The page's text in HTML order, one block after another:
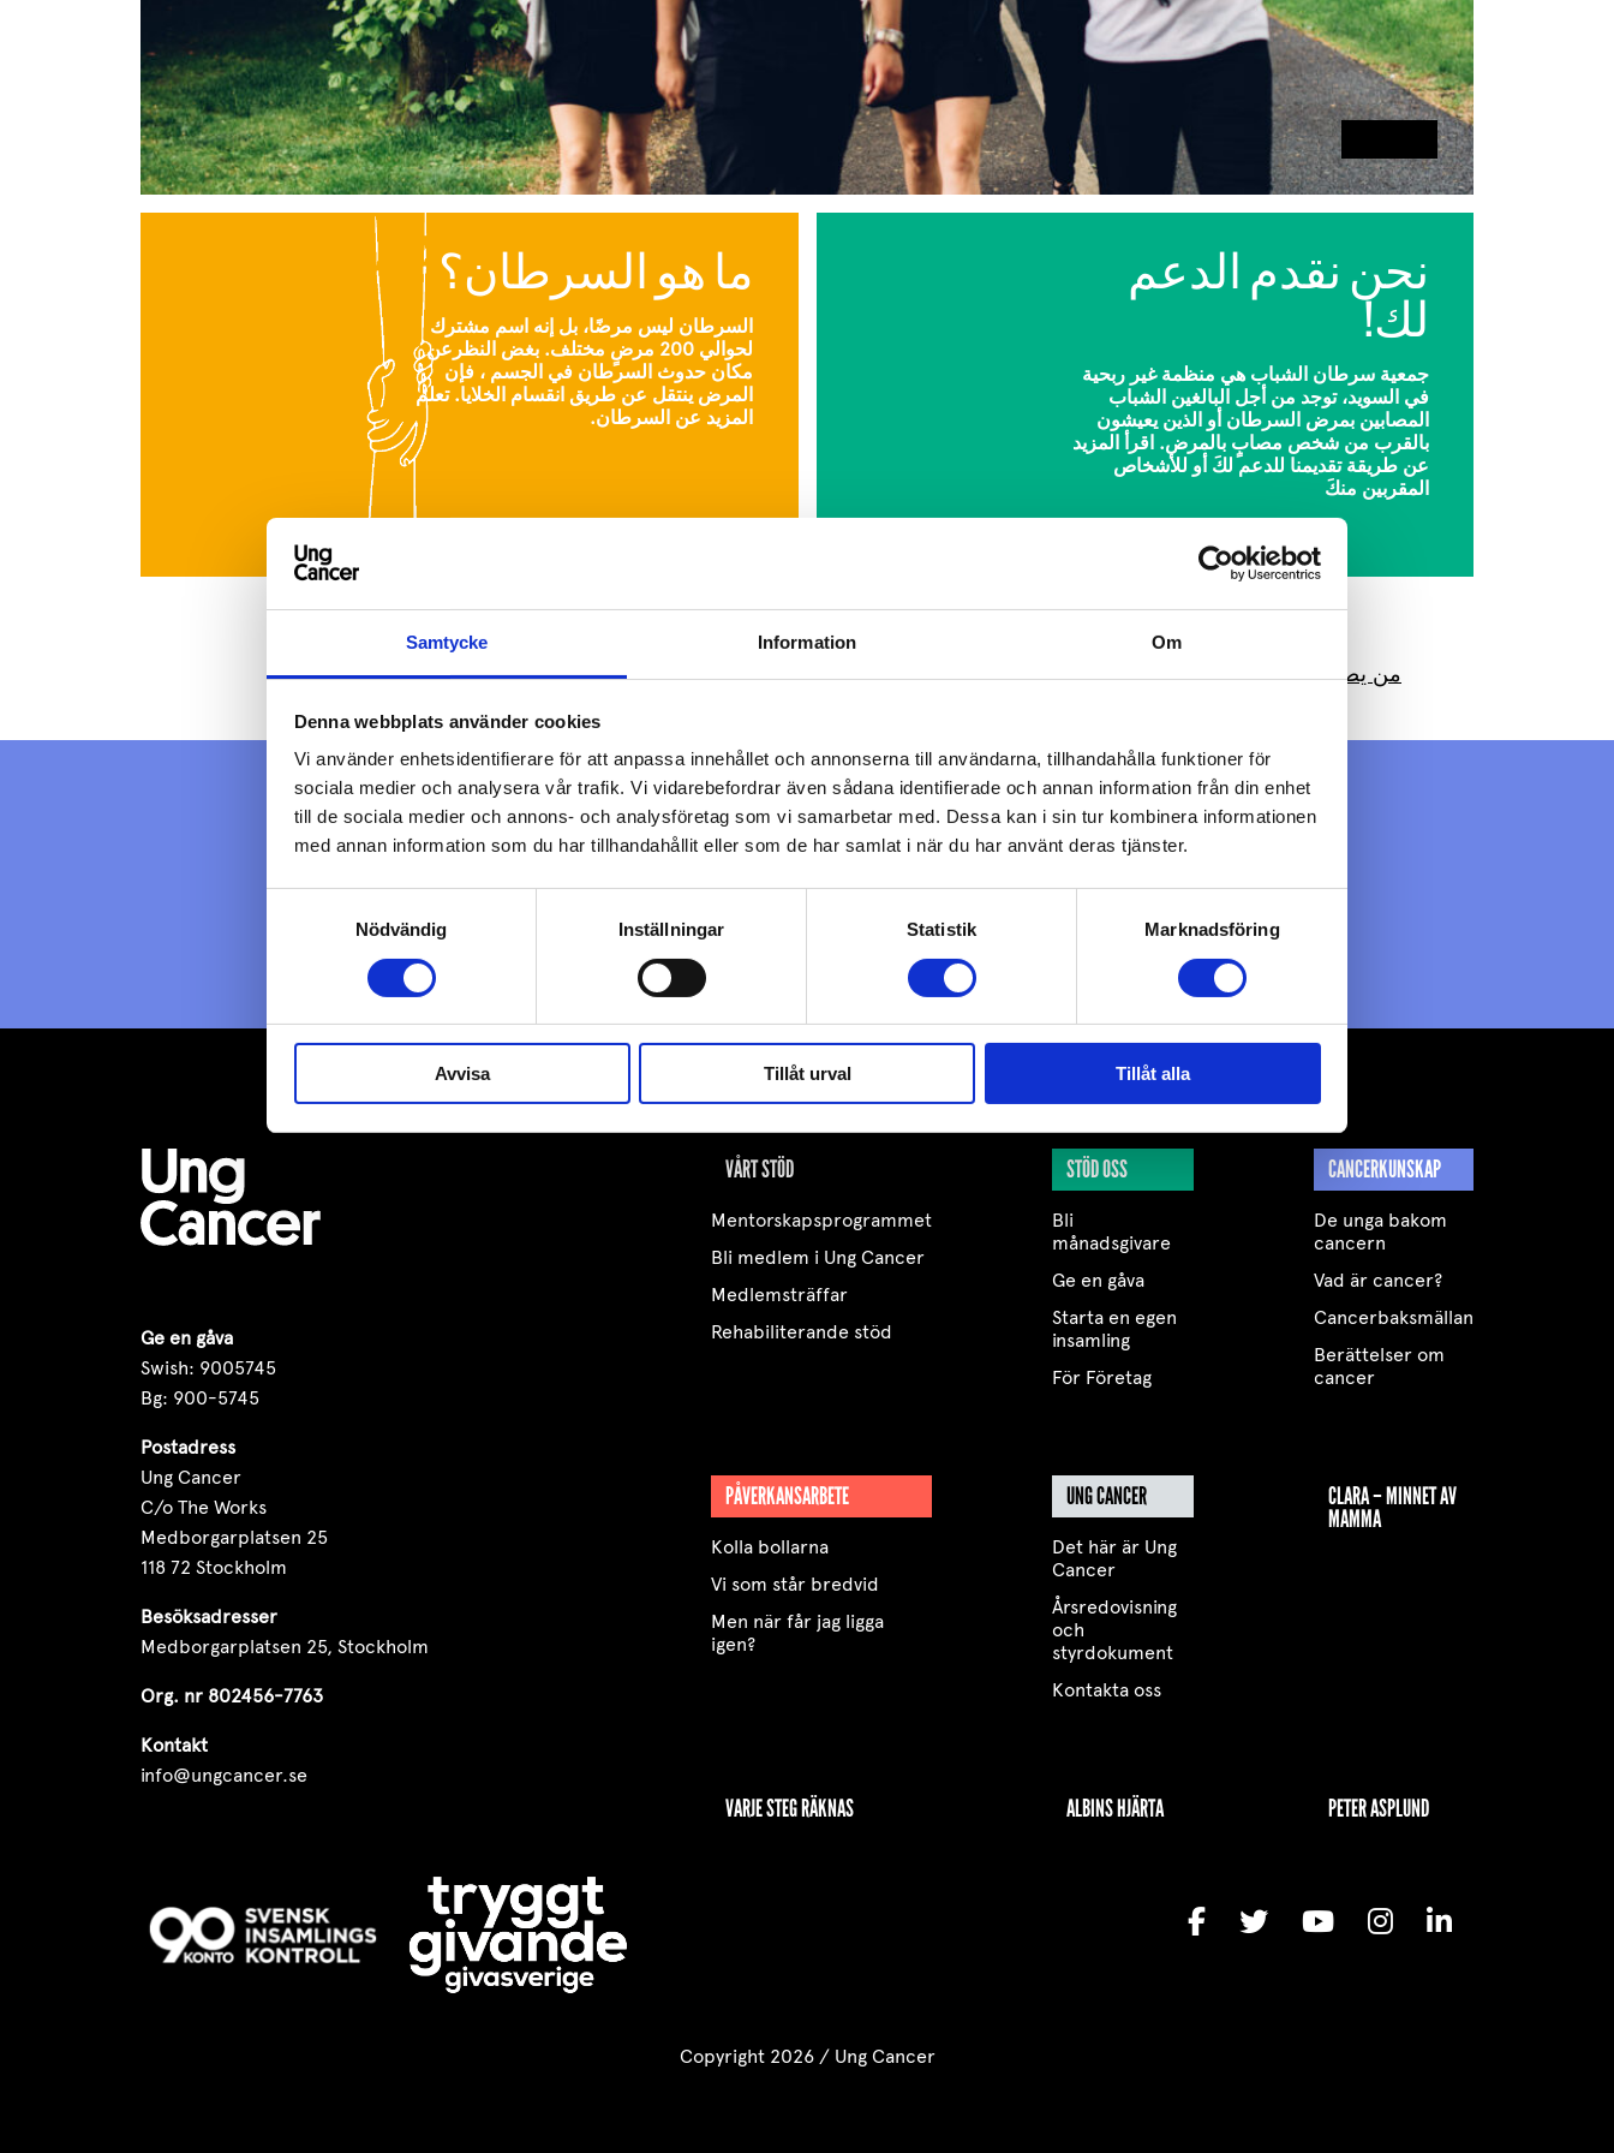
Samtycke Information Om
Denna webbplats använder cookies
Vi använder enhetsidentifierare för att anpassa innehållet och annonserna till användarna, tillhandahålla funktioner för
sociala medier och analysera vår trafik. Vi vidarebefordrar även sådana identifierade och annan information från din enhet
till de sociala medier och annons- och analysföretag som vi samarbetar med. Dessa kan i sin tur kombinera informationen
med annan information som du har tillhandahållit eller som de har samlat i när du har använt deras tjänster.
Nödvändig
Inställningar Statistik Marknadsföring
Avvisa Tillåt urval Tillåt alla
ما هو السرطان؟
السرطان ليس مرضًا، بل إنه اسم مشترك
لحوالي 200 مرضٍ مختلف. بغض النظرعن
مكان حدوث السرطان في الجسم ، فإن
المرض ينتقل عن طريق انقسام الخلايا. تعلم
المزيد عن السرطان.
نحن نقدم الدعم
لك!
جمعية سرطان الشباب هي منظمة غير ربحية
في السويد، توجد من أجل البالغين الشباب
المصابين بمرض السرطان أو الذين يعيشون
بالقرب من شخص مصابٍ بالمرض. اقرأ المزيد
عن طريقة تقديمنا للدعم لكَ أو للأشخاص
المقربين منكَ
من يصاب بالسرطان؟ حصلت على التشخيص للتو هل بإمكاني أن أصبح عضوًا؟ كُن عضواً!
PRENUMERERA PÅ VÅRT NYHETSBREV
Jag har läst och samtycker till användarvillkoren
Ge en gåva
Swish: 9005745
Bg: 900-5745
Postadress
Ung Cancer
C/o The Works
Medborgarplatsen 25
118 72 Stockholm
Besöksadresser
Medborgarplatsen 25, Stockholm
Org. nr 802456-7763
Kontakt
info@ungcancer.se
VÅRT STÖD
Mentorskapsprogrammet
Bli medlem i Ung Cancer
Medlemsträffar
Rehabiliterande stöd
STÖD OSS
Bli
månadsgivare
Ge en gåva
Starta en egen
insamling
För Företag
CANCERKUNSKAP
De unga bakom
cancern
Vad är cancer?
Cancerbaksmällan
Berättelser om
cancer
PÅVERKANSARBETE
Kolla bollarna
Vi som står bredvid
Men när får jag ligga
igen?
UNG CANCER
Det här är Ung
Cancer
Årsredovisning
och
styrdokument
Kontakta oss
CLARA – MINNET AV
MAMMA
VARJE STEG RÄKNAS ALBINS HJÄRTA PETER ASPLUND
Copyright 2026 / Ung Cancer